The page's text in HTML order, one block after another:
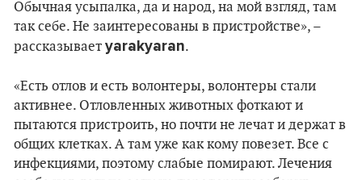
Обычная усыпалка, да и народ, на мой взгляд, там
так себе. Не заинтересованы в пристройстве», –
рассказывает yarakyaran.
«Есть отлов и есть волонтеры, волонтеры стали
активнее. Отловленных животных фоткают и
пытаются пристроить, но почти не лечат и держат в
общих клетках. А там уже как кому повезет. Все с
инфекциями, поэтому слабые помирают. Лечения